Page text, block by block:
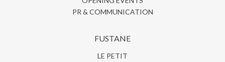
PR & COMMUNICATION
FUSTANE
LE PETIT